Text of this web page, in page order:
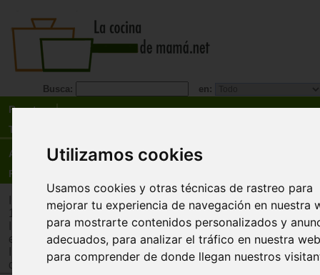
Utilizamos cookies
Usamos cookies y otras técnicas de rastreo para
mejorar tu experiencia de navegación en nuestra
para mostrarte contenidos personalizados y
adecuados, para analizar el tráfico en nuestra
para comprender de donde llegan nuestros
Busca: en:
Recetas
Tienda
Actualidad
Registro
>Tienda>Juguetes infantiles>Juguetes por edad>
12 años
>Tienda>Juguetes infantiles>Juguetes por tipo >
estimulación intelectual y memoria
>Tienda>Juguetes infantiles>Juguetes por edad>
de 12 años